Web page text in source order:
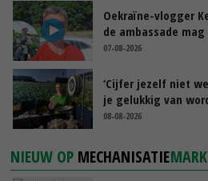
Oekraïne-vlogger
de ambassade
07-08-2026
‘Cijfer jezelf niet
je gelukkig van
08-08-2026
NIEUW OP MECHANISATIE